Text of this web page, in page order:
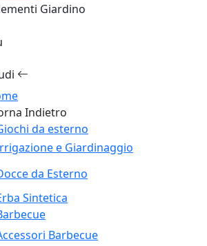
Giardino
Indietro
da esterno
e Giardinaggio
da Esterno
Sintetica
Barbecue